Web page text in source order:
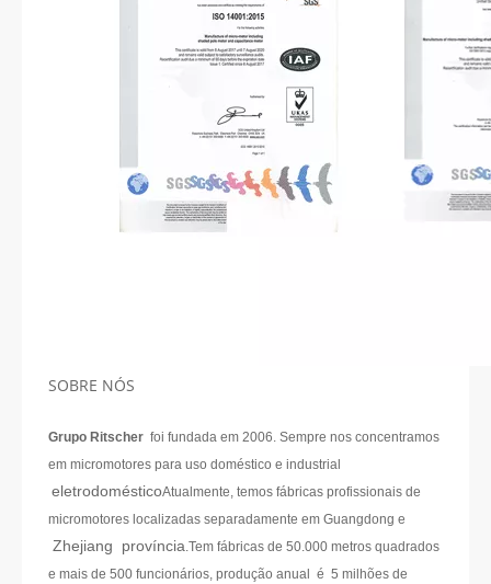
SOBRE NÓS
Grupo Ritscher foi fundada em 2006. Sempre nos concentramos
em micromotores para uso doméstico e industrial
eletrodomésticoAtualmente, temos fábricas profissionais de
micromotores localizadas separadamente em Guangdong e
Zhejiang província.Tem fábricas de 50.000 metros quadrados
e mais de 500 funcionários, produção anual é 5 milhões de